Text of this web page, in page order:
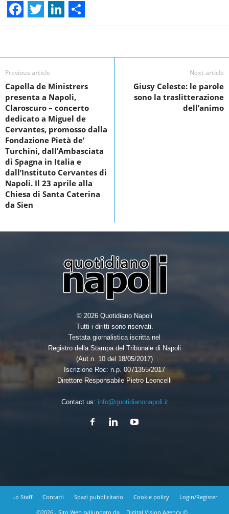
F
c
e
b
o
o
k
T
i
t
t
e
r
L
n
k
e
d
I
n
S
a
e
Previous article
Capella de Ministrers
presenta a Napoli,
Claroscuro – concerto
dedicato a Miguel de
Cervantes, promosso dalla
Fondazione Pietà de’
Turchini, dall’Ambasciata
di Spagna in Italia e
dall’Instituto Cervantes di
Napoli. Il 23 aprile alla
Chiesa di Santa Caterina
da Sien
Next article
Giusy Celeste: le parole
sono la traslitterazione
dell’animo
© 2026 Quotidiano Napoli
Tutti i diritti sono riservati.
Testata giornalistica iscritta nel
Registro della Stampa del Tribunale di Napoli
(Aut.n. 10 del 18/05/2017)
Iscrizione Roc: n.p. 0071355/2017
Direttore Responsabile Pietro Leoncelli
Contact us: info@quotidianonapoli.it
Lo Staff Contatti Spazi pubblicitario Cookie policy
Login/Register
©2026 - Sito Web sviluppato da
Digital Vision Agency ©